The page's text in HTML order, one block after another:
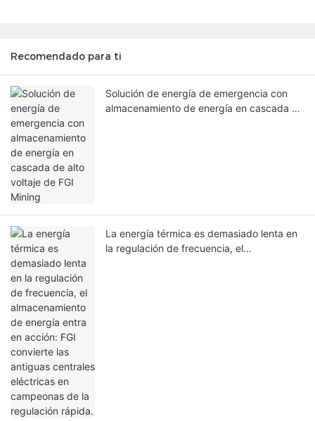
Recomendado para ti
Solución de energía de emergencia con
almacenamiento de energía en cascada de
La energía térmica es demasiado lenta en
la regulación de frecuencia, el